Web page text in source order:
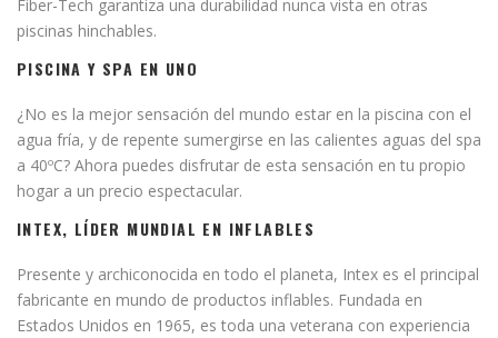
Fiber-Tech garantiza una durabilidad nunca vista en otras
piscinas hinchables.
PISCINA Y SPA EN UNO
¿No es la mejor sensación del mundo estar en la piscina con el
agua fría, y de repente sumergirse en las calientes aguas del spa
a 40ºC? Ahora puedes disfrutar de esta sensación en tu propio
hogar a un precio espectacular.
INTEX, LÍDER MUNDIAL EN INFLABLES
Presente y archiconocida en todo el planeta, Intex es el principal
fabricante en mundo de productos inflables. Fundada en
Estados Unidos en 1965, es toda una veterana con experiencia